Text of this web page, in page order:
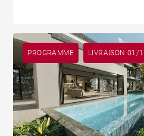
PROGRAMME LIVRAISON 01/